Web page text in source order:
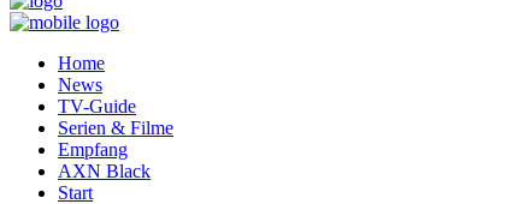
Home
News
TV-Guide
Serien & Filme
Empfang
AXN Black
Start